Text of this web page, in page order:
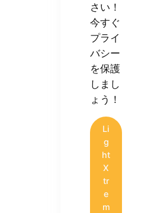
さい！
今すぐ
プライ
バシー
を保護
しまし
ょう！
Li
g
ht
X
tr
e
m